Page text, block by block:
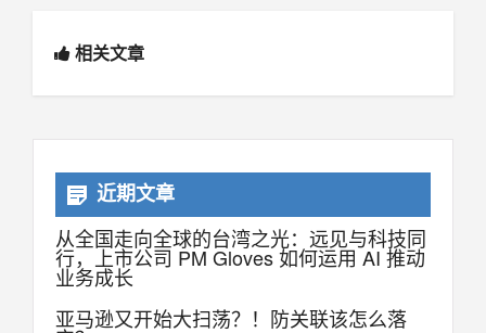
相关文章
近期文章
从全国走向全球的台湾之光：远见与科技同
行，上市公司 PM Gloves 如何运用 AI 推动
业务成长
亚马逊又开始大扫荡？！防关联该怎么落